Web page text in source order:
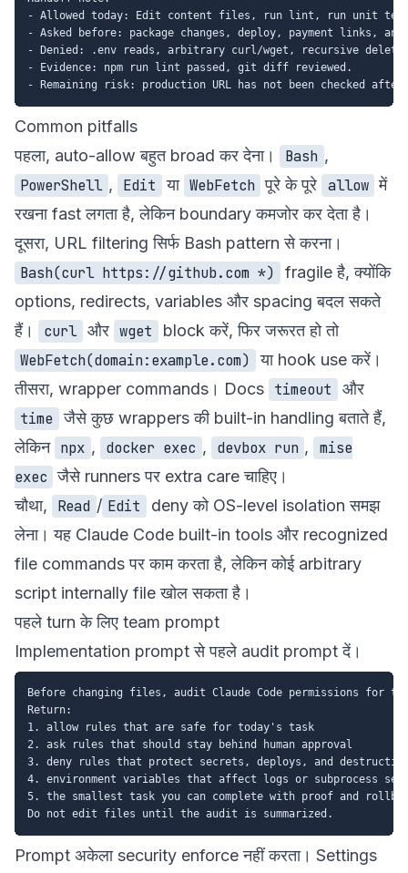
- Allowed today: Edit content files, run lint, run unit
- Asked before: package changes, deploy, payment links,
- Denied: .env reads, arbitrary curl/wget, recursive
- Evidence: npm run lint passed, git diff reviewed.
Common pitfalls
पहला, auto-allow बहुत broad कर देना।
Bash ,
PowerShell , Edit या WebFetch पूरे के पूरे allow में
रखना fast लगता है, लेकिन boundary कमजोर कर देता है।
दूसरा, URL filtering सिर्फ Bash pattern से करना।
Bash(curl https://github.com *)
fragile है, क्योंकि
options, redirects, variables और spacing बदल सकते
हैं।
curl और wget
block करें, फिर जरूरत हो तो
WebFetch(domain:example.com) या hook use करें।
तीसरा, wrapper commands। Docs timeout
और
time जैसे कुछ wrappers की built-in handling बताते हैं,
लेकिन npx , docker exec , devbox run ,
mise
exec जैसे runners पर extra care चाहिए।
चौथा,
Read / Edit
deny को OS-level isolation समझ
लेना। यह Claude Code built-in tools और recognized
file commands पर काम करता है, लेकिन कोई arbitrary
script internally file खोल सकता है।
पहले turn के लिए team prompt
Implementation prompt से पहले audit prompt दें।
Before changing files, audit Claude Code permissions for
Return:
1. allow rules that are safe for today's task
2. ask rules that should stay behind human approval
3. deny rules that protect secrets, deploys, and destructive
4. environment variables that affect logs or subprocess
5. the smallest task you can complete with proof and
Prompt अकेला security enforce नहीं करता। Settings